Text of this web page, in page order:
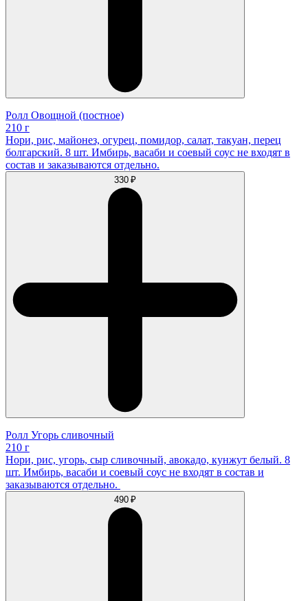
Ролл Овощной (постное)
210 г
Нори, рис, майонез, огурец, помидор, салат, такуан, перец
болгарский. 8 шт. Имбирь, васаби и соевый соус не входят в
состав и заказываются отдельно.
330 ₽
Ролл Угорь сливочный
210 г
Нори, рис, угорь, сыр сливочный, авокадо, кунжут белый. 8
шт. Имбирь, васаби и соевый соус не входят в состав и
заказываются отдельно.
490 ₽